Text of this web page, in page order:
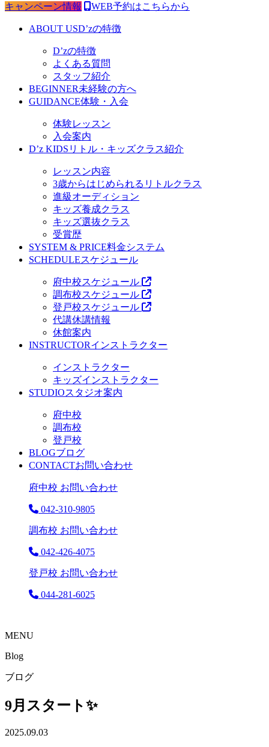
キャンペーン情報 WEB予約はこちらから
ABOUT USD’zの特徴
D’zの特徴
よくある質問
スタッフ紹介
BEGINNER未経験の方へ
GUIDANCE体験・入会
体験レッスン
入会案内
D’z KIDS リトル・キッズクラス紹介
レッスン内容
3歳からはじめられるリトルクラス
進級オーディション
キッズ養成クラス
キッズ選抜クラス
受賞歴
SYSTEM & PRICE料金システム
SCHEDULEスケジュール
府中校スケジュール
調布校スケジュール
登戸校スケジュール
代講休講情報
休館案内
INSTRUCTORインストラクター
インストラクター
キッズインストラクター
STUDIOスタジオ案内
府中校
調布校
登戸校
BLOGブログ
CONTACTお問い合わせ
府中校 お問い合わせ
042-310-9805
調布校 お問い合わせ
042-426-4075
登戸校 お問い合わせ
044-281-6025
MENU
Blog
ブログ
9月スタート✨
2025.09.03